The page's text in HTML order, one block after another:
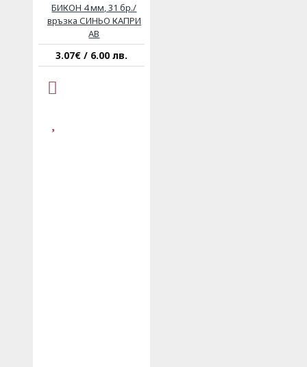
БИКОН 4 мм, 31 бр./
връзка СИНЬО КАПРИ
AB
3.07€ / 6.00 лв.